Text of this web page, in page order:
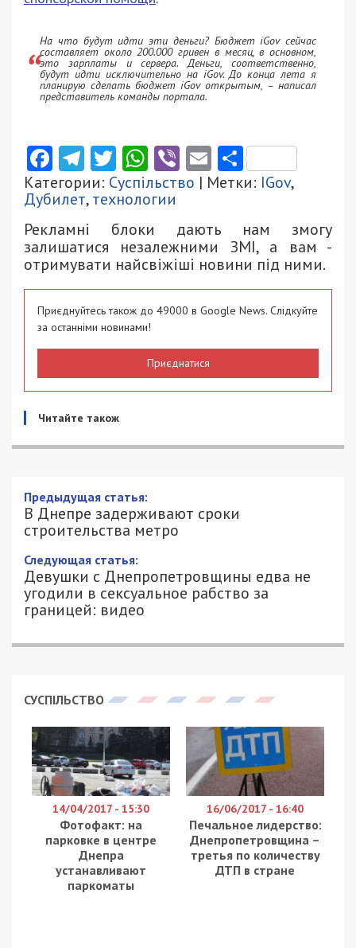
На что будут идти эти деньги? Бюджет iGov сейчас
составляет около 200.000 гривен в месяц, в основном,
это зарплаты и сервера. Деньги, соответственно,
будут идти исключительно на iGov. До конца лета я
планирую сделать бюджет iGov открытым, – написал
представитель команды портала.
Facebook
Telegram
Twitter
WhatsApp
ViberEmail
Категории: Суспільство | Метки: IGov,
Дубилет,технологии
Рекламні блоки дають нам змогу
залишатися незалежними ЗМІ, а вам -
отримувати найсвіжіші новини під ними.
Приєднуйтесь також до 49000 в Google News. Слідкуйте
за останніми новинами!
Приєднатися
Читайте також
Предыдущая статья:
В Днепре задерживают сроки
строительства метро
Следующая статья:
Девушки с Днепропетровщины едва не
угодили в сексуальное рабство за
границей: видео
СУСПІЛЬСТВО
14/04/2017 - 15:30
Фотофакт: на
парковке в центре
Днепра
устанавливают
паркоматы
16/06/2017 - 16:40
Печальное лидерство:
Днепропетровщина –
третья по количеству
ДТП в стране